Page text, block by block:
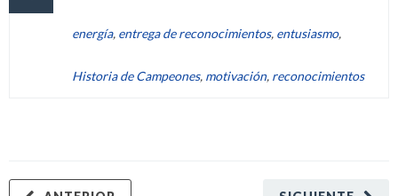
energía, entrega de reconocimientos, entusiasmo,
Historia de Campeones, motivación, reconocimientos